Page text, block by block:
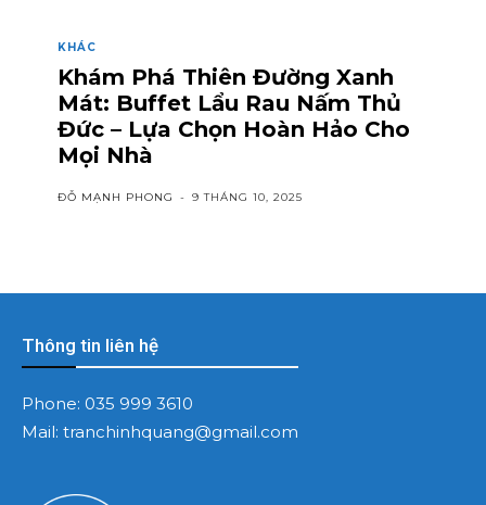
KHÁC
Khám Phá Thiên Đường Xanh
Mát: Buffet Lẩu Rau Nấm Thủ
Đức – Lựa Chọn Hoàn Hảo Cho
Mọi Nhà
ĐỖ MẠNH PHONG - 9 THÁNG 10, 2025
Thông tin liên hệ
Phone: 035 999 3610
Mail: tranchinhquang@gmail.com